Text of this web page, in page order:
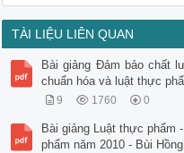
TÀI LIỆU LIÊN QUAN
Bài giảng Đảm bảo chất
chuẩn hóa và luật thực
9 1760 0
Bài giảng Luật thực phẩm
phẩm năm 2010 - Bùi